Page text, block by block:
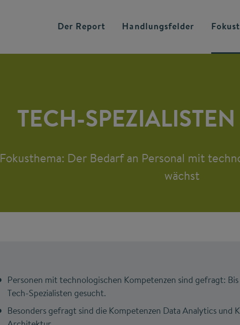
Der Report Handlungsfelder
TECH-
Fokusthema: Der Bedarf an Personal mit
wächst
Personen mit technologischen Kompetenzen sind gefragt:
Tech-Spezialisten gesucht.
Besonders gefragt sind die Kompetenzen Data Analytics und